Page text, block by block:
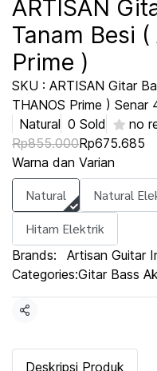
ARTISAN
Tanam Besi
Prime )
SKU : ARTISAN Gitar
THANOS Prime ) Senar
Natural 0 Sold
no
Rp855.000Rp675.685
Warna dan Varian
Natural Natural
Hitam Elektrik
Brands:
Artisan Guitar
Categories:Gitar Bass
Share
Deskripsi Produk